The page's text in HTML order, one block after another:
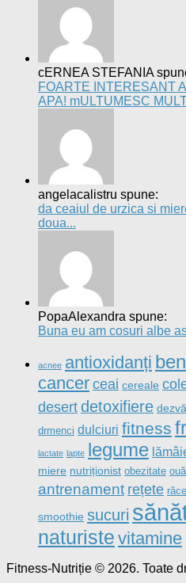
cERNEA STEFANIA
FOARTE INTERESANT
APA! mULTUMESC
angelacalistru spune:
da ceaiul de urzica si
doua...
PopaAlexandra spune:
Buna eu am cosuri albe
acnee antioxidanți
cancer ceai cereale
desertdetoxifiere
drmenci dulciuri fitness
lactate lapte legume
miere nutriționist obezitate ouă
antrenament rețete
smoothie sucuri
naturiste vitamine
Fitness-Nutriție © 2026. Toate